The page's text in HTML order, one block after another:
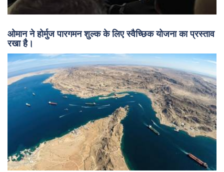
ओमान ने होर्मुज पारगमन शुल्क के लिए स्वैच्छिक योजना का प्रस्ताव
रखा है।